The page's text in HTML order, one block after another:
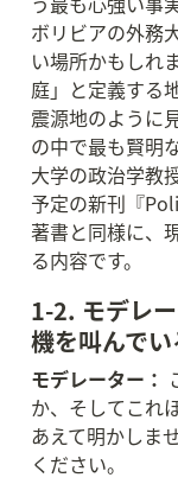
ボリビアの外務
い場所かもしれ
庭」と定義する
震源地のように
の中で最も賢明
大学の政治学教
予定の新刊『
著書と同様に、
る内容です。
1-2. モデレ
機を叫んで
モデレーター：
か、そしてこれ
あえて明かしま
ください。